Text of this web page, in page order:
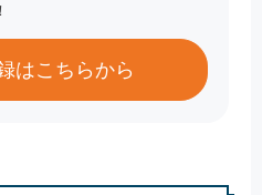
はこちらから